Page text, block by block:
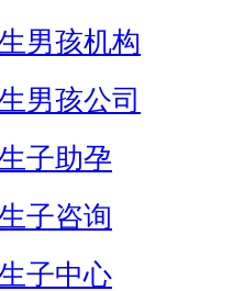
男孩机构
男孩公司
子助孕
子咨询
子中心